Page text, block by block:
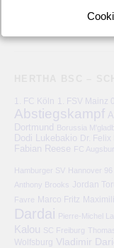
1. FC Köln 1. FSV Mainz
Abstiegskampf
Dortmund
Borussia
Dodi Lukebakio Dr. Felix
Fabian Reese FC Augsburg
Hamburger SV Hannover 96
Anthony Brooks
Jordan
Favre
Marco Fritz
Dardai Pierre-Michel
Kalou SC Freiburg
Wolfsburg
Vladimir